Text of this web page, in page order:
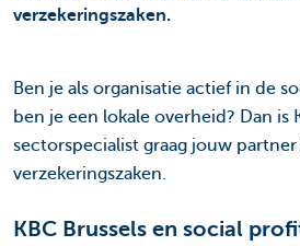
verzekeringszaken.
Ben je als organisatie actief in de
ben je een lokale overheid? Dan is
sectorspecialist graag jouw
verzekeringszaken.
KBC Brussels en social